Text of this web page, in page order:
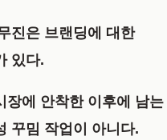
진은 브랜딩에 대한
있다.
장에 안착한 이후에 남는
꾸밈 작업이 아니다.